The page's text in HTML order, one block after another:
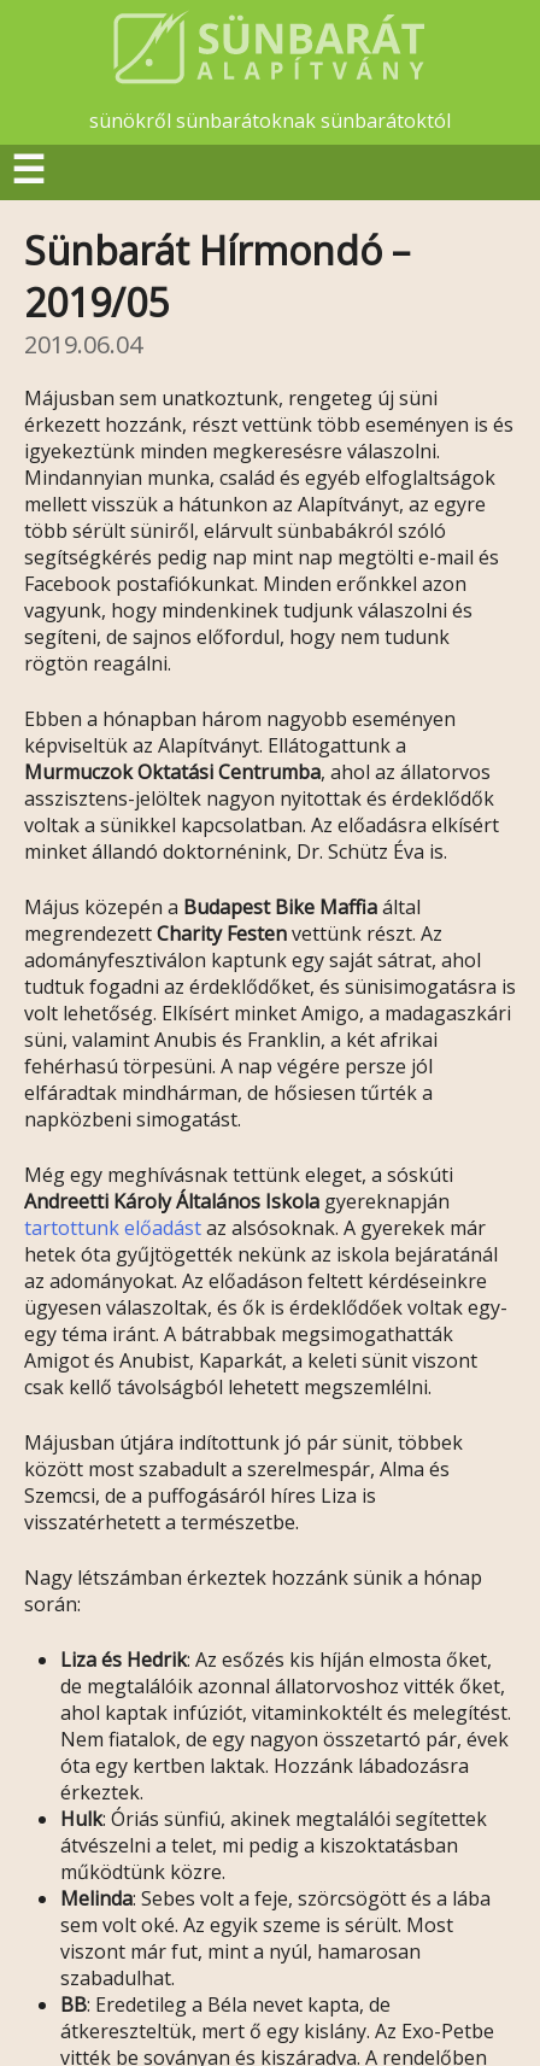
sünökről sünbarátoknak sünbarátoktól
☰
Sünbarát Hírmondó –
2019/05
2019.06.04
Májusban sem unatkoztunk, rengeteg új süni
érkezett hozzánk, részt vettünk több eseményen is és
igyekeztünk minden megkeresésre válaszolni.
Mindannyian munka, család és egyéb elfoglaltságok
mellett visszük a hátunkon az Alapítványt, az egyre
több sérült süniről, elárvult sünbabákról szóló
segítségkérés pedig nap mint nap megtölti e-mail és
Facebook postafiókunkat. Minden erőnkkel azon
vagyunk, hogy mindenkinek tudjunk válaszolni és
segíteni, de sajnos előfordul, hogy nem tudunk
rögtön reagálni.
Ebben a hónapban három nagyobb eseményen
képviseltük az Alapítványt. Ellátogattunk a
Murmuczok Oktatási Centrumba, ahol az állatorvos
asszisztens-jelöltek nagyon nyitottak és érdeklődők
voltak a sünikkel kapcsolatban. Az előadásra elkísért
minket állandó doktornénink, Dr. Schütz Éva is.
Május közepén a Budapest Bike Maffiaáltal
megrendezettCharity Festenvettünk részt. Az
adományfesztiválon kaptunk egy saját sátrat, ahol
tudtuk fogadni az érdeklődőket, és sünisimogatásra is
volt lehetőség. Elkísért minket Amigo, a madagaszkári
süni, valamint Anubis és Franklin, a két afrikai
fehérhasú törpesüni. A nap végére persze jól
elfáradtak mindhárman, de hősiesen tűrték a
napközbeni simogatást.
Még egy meghívásnak tettünk eleget, a sóskúti
Andreetti Károly Általános Iskola gyereknapján
tartottunk előadástaz alsósoknak. A gyerekek már
hetek óta gyűjtögették nekünk az iskola bejáratánál
az adományokat. Az előadáson feltett kérdéseinkre
ügyesen válaszoltak, és ők is érdeklődőek voltak egy-
egy téma iránt. A bátrabbak megsimogathatták
Amigot és Anubist, Kaparkát, a keleti sünit viszont
csak kellő távolságból lehetett megszemlélni.
Májusban útjára indítottunk jó pár sünit, többek
között most szabadult a szerelmespár, Alma és
Szemcsi, de a puffogásáról híres Liza is
visszatérhetett a természetbe.
Nagy létszámban érkeztek hozzánk sünik a hónap
során:
Liza és Hedrik: Az esőzés kis híján elmosta őket,
de megtalálóik azonnal állatorvoshoz vitték őket,
ahol kaptak infúziót, vitaminkoktélt és melegítést.
Nem fiatalok, de egy nagyon összetartó pár, évek
óta egy kertben laktak. Hozzánk lábadozásra
érkeztek.
Hulk: Óriás sünfiú, akinek megtalálói segítettek
átvészelni a telet, mi pedig a kiszoktatásban
működtünk közre.
Melinda: Sebes volt a feje, szörcsögött és a lába
sem volt oké. Az egyik szeme is sérült. Most
viszont már fut, mint a nyúl, hamarosan
szabadulhat.
BB: Eredetileg a Béla nevet kapta, de
átkereszteltük, mert ő egy kislány. Az Exo-Petbe
vitték be soványan és kiszáradva. A rendelőben